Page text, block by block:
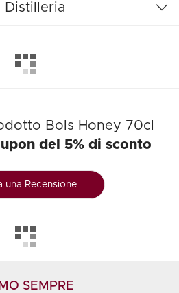
Distilleria
Bols Honey 70cl
del 5% di sconto
una Recensione
SEMPRE